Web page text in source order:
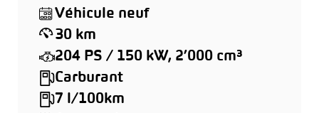
Véhicule neuf
30 km
204 PS / 150 kW, 2’000 cm³
Carburant
7 l/100km